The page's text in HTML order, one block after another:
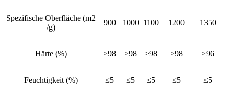
Spezifische Oberfläche (m2
/g)
900 1000 1100 1200 1350
Härte (%) ≥98 ≥98 ≥98 ≥98 ≥96
Feuchtigkeit (%) ≤5 ≤5 ≤5 ≤5 ≤5